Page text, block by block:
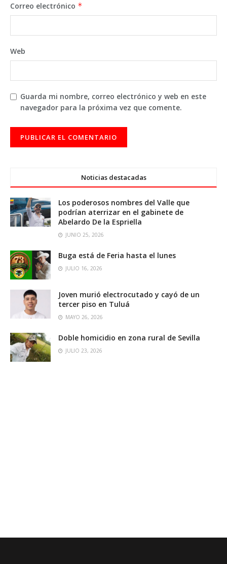
Correo electrónico *
Web
Guarda mi nombre, correo electrónico y web en este
navegador para la próxima vez que comente.
Noticias destacadas
Los poderosos nombres del Valle que
podrían aterrizar en el gabinete de
Abelardo De la Espriella
JUNIO 25, 2026
Buga está de Feria hasta el lunes
JULIO 16, 2026
Joven murió electrocutado y cayó de un
tercer piso en Tuluá
MAYO 26, 2026
Doble homicidio en zona rural de Sevilla
JULIO 23, 2026